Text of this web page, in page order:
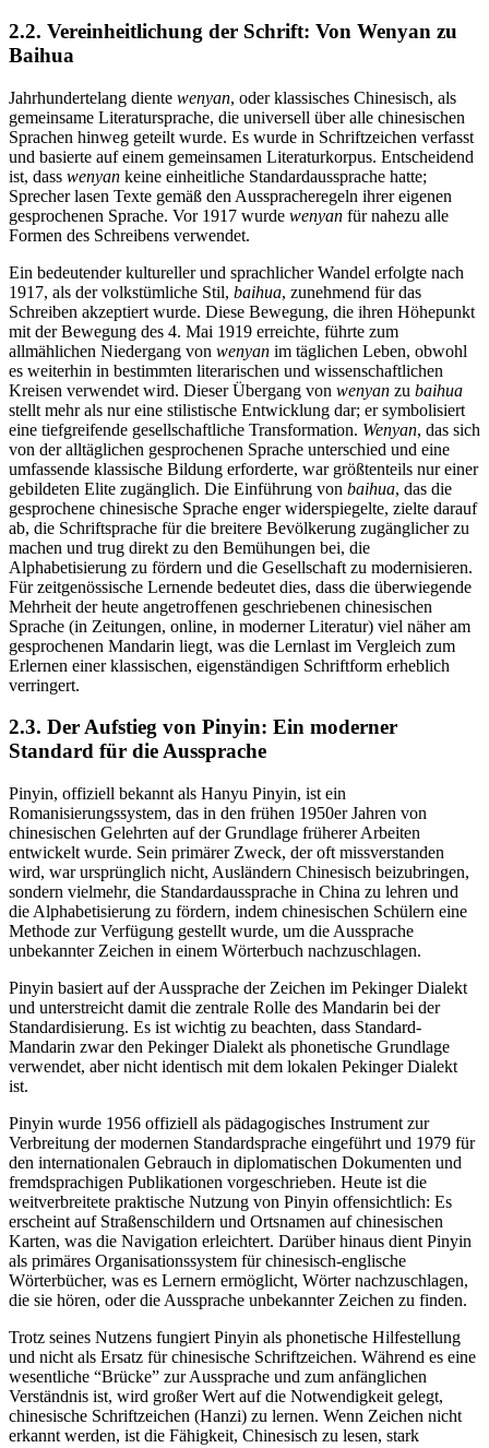
2.2. Vereinheitlichung der Schrift: Von Wenyan zu
Baihua
Jahrhundertelang diente wenyan, oder klassisches Chinesisch, als
gemeinsame Literatursprache, die universell über alle chinesischen
Sprachen hinweg geteilt wurde. Es wurde in Schriftzeichen verfasst
und basierte auf einem gemeinsamen Literaturkorpus. Entscheidend
ist, dass wenyan keine einheitliche Standardaussprache hatte;
Sprecher lasen Texte gemäß den Ausspracheregeln ihrer eigenen
gesprochenen Sprache. Vor 1917 wurde wenyan für nahezu alle
Formen des Schreibens verwendet.
Ein bedeutender kultureller und sprachlicher Wandel erfolgte nach
1917, als der volkstümliche Stil, baihua, zunehmend für das
Schreiben akzeptiert wurde. Diese Bewegung, die ihren Höhepunkt
mit der Bewegung des 4. Mai 1919 erreichte, führte zum
allmählichen Niedergang von wenyan im täglichen Leben, obwohl
es weiterhin in bestimmten literarischen und wissenschaftlichen
Kreisen verwendet wird. Dieser Übergang von wenyan zu baihua
stellt mehr als nur eine stilistische Entwicklung dar; er symbolisiert
eine tiefgreifende gesellschaftliche Transformation. Wenyan, das sich
von der alltäglichen gesprochenen Sprache unterschied und eine
umfassende klassische Bildung erforderte, war größtenteils nur einer
gebildeten Elite zugänglich. Die Einführung von baihua, das die
gesprochene chinesische Sprache enger widerspiegelte, zielte darauf
ab, die Schriftsprache für die breitere Bevölkerung zugänglicher zu
machen und trug direkt zu den Bemühungen bei, die
Alphabetisierung zu fördern und die Gesellschaft zu modernisieren.
Für zeitgenössische Lernende bedeutet dies, dass die überwiegende
Mehrheit der heute angetroffenen geschriebenen chinesischen
Sprache (in Zeitungen, online, in moderner Literatur) viel näher am
gesprochenen Mandarin liegt, was die Lernlast im Vergleich zum
Erlernen einer klassischen, eigenständigen Schriftform erheblich
verringert.
2.3. Der Aufstieg von Pinyin: Ein moderner
Standard für die Aussprache
Pinyin, offiziell bekannt als Hanyu Pinyin, ist ein
Romanisierungssystem, das in den frühen 1950er Jahren von
chinesischen Gelehrten auf der Grundlage früherer Arbeiten
entwickelt wurde. Sein primärer Zweck, der oft missverstanden
wird, war ursprünglich nicht, Ausländern Chinesisch beizubringen,
sondern vielmehr, die Standardaussprache in China zu lehren und
die Alphabetisierung zu fördern, indem chinesischen Schülern eine
Methode zur Verfügung gestellt wurde, um die Aussprache
unbekannter Zeichen in einem Wörterbuch nachzuschlagen.
Pinyin basiert auf der Aussprache der Zeichen im Pekinger Dialekt
und unterstreicht damit die zentrale Rolle des Mandarin bei der
Standardisierung. Es ist wichtig zu beachten, dass Standard-
Mandarin zwar den Pekinger Dialekt als phonetische Grundlage
verwendet, aber nicht identisch mit dem lokalen Pekinger Dialekt
ist.
Pinyin wurde 1956 offiziell als pädagogisches Instrument zur
Verbreitung der modernen Standardsprache eingeführt und 1979 für
den internationalen Gebrauch in diplomatischen Dokumenten und
fremdsprachigen Publikationen vorgeschrieben. Heute ist die
weitverbreitete praktische Nutzung von Pinyin offensichtlich: Es
erscheint auf Straßenschildern und Ortsnamen auf chinesischen
Karten, was die Navigation erleichtert. Darüber hinaus dient Pinyin
als primäres Organisationssystem für chinesisch-englische
Wörterbücher, was es Lernern ermöglicht, Wörter nachzuschlagen,
die sie hören, oder die Aussprache unbekannter Zeichen zu finden.
Trotz seines Nutzens fungiert Pinyin als phonetische Hilfestellung
und nicht als Ersatz für chinesische Schriftzeichen. Während es eine
wesentliche “Brücke” zur Aussprache und zum anfänglichen
Verständnis ist, wird großer Wert auf die Notwendigkeit gelegt,
chinesische Schriftzeichen (Hanzi) zu lernen. Wenn Zeichen nicht
erkannt werden, ist die Fähigkeit, Chinesisch zu lesen, stark